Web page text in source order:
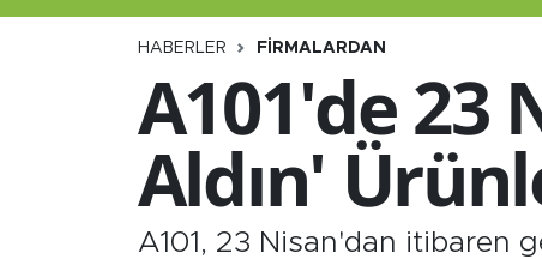
HABERLER FIRMALARDAN
A101'de 23
Aldın'
A101, 23 Nisan'dan itibaren
Firmalardan
İş ve Ekonomi
Moda-Magazin-Eğlence
Namaz Vakitleri
Trafik Durumu
Şampiyonlar Ligi Puan Durumu ve Fikstür
Tüm Manşetler